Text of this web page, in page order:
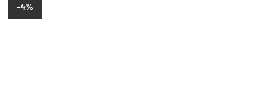
-4%